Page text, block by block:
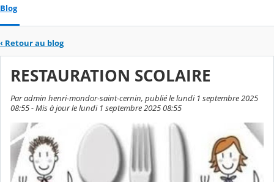
Blog
‹ Retour au blog
RESTAURATION SCOLAIRE
Par admin henri-mondor-saint-cernin, publié le lundi 1 septembre 2025
08:55 - Mis à jour le lundi 1 septembre 2025 08:55